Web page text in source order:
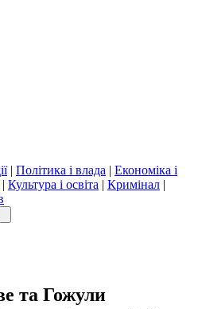
| Політика і влада | Економіка і
| Культура і освіта | Кримінал |
та Гожули